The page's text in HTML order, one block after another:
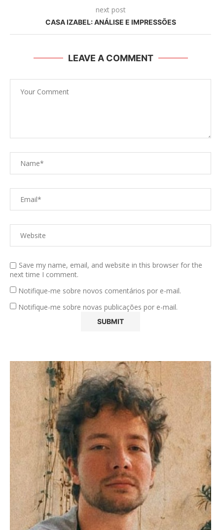
next post
CASA IZABEL: ANÁLISE E IMPRESSÕES
LEAVE A COMMENT
Save my name, email, and website in this browser for the
next time I comment.
Notifique-me sobre novos comentários por e-mail.
Notifique-me sobre novas publicações por e-mail.